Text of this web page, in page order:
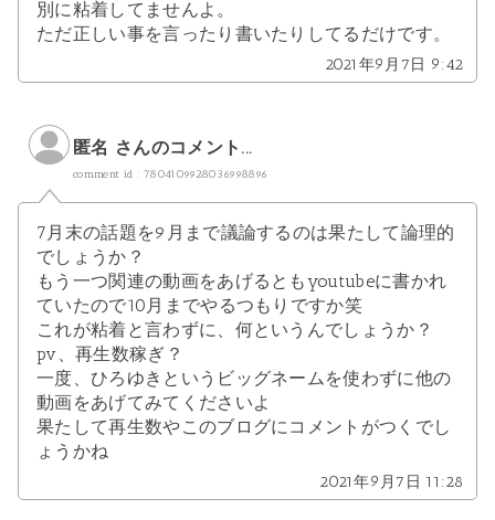
別に粘着してませんよ。
ただ正しい事を言ったり書いたりしてるだけです。
2021年9月7日 9:42
匿名 さんのコメント...
comment id : 7804109928036998896
7月末の話題を9月まで議論するのは果たして論理的
でしょうか？
もう一つ関連の動画をあげるともyoutubeに書かれ
ていたので10月までやるつもりですか笑
これが粘着と言わずに、何というんでしょうか？
pv、再生数稼ぎ？
一度、ひろゆきというビッグネームを使わずに他の
動画をあげてみてくださいよ
果たして再生数やこのブログにコメントがつくでし
ょうかね
2021年9月7日 11:28